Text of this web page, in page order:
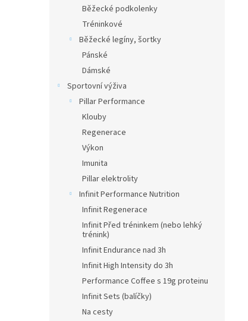
Běžecké podkolenky
Tréninkové
Běžecké legíny, šortky
Pánské
Dámské
Sportovní výživa
Pillar Performance
Klouby
Regenerace
Výkon
Imunita
Pillar elektrolity
Infinit Performance Nutrition
Infinit Regenerace
Infinit Před tréninkem (nebo lehký
trénink)
Infinit Endurance nad 3h
Infinit High Intensity do 3h
Performance Coffee s 19g proteinu
Infinit Sets (balíčky)
Na cesty